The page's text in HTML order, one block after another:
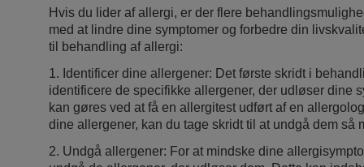
Hvis du lider af allergi, er der flere
med at lindre dine symptomer og forbedre din
til behandling af allergi:
1. Identificer dine allergener: Det første skridt i
identificere de specifikke allergener, der udløser dine
kan gøres ved at få en allergitest udført af en
dine allergener, kan du tage skridt til at undgå dem så
2. Undgå allergener: For at mindske dine